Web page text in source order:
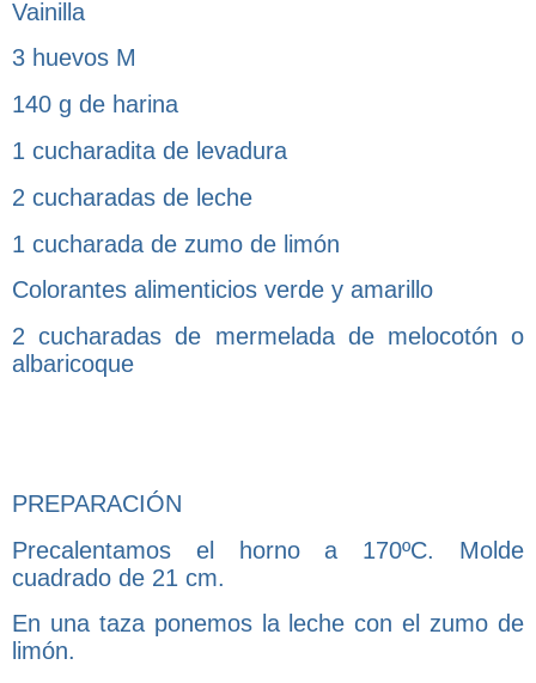
Vainilla
3 huevos M
140 g de harina
1 cucharadita de levadura
2 cucharadas de leche
1 cucharada de zumo de limón
Colorantes alimenticios verde y amarillo
2 cucharadas de mermelada de melocotón o
albaricoque
PREPARACIÓN
Precalentamos el horno a 170ºC. Molde
cuadrado de 21 cm.
En una taza ponemos la leche con el zumo de
limón.